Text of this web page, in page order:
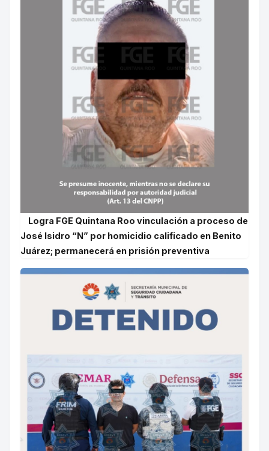
Logra FGE Quintana Roo vinculación a proceso de
José Isidro “N” por homicidio calificado en Benito
Juárez; permanecerá en prisión preventiva